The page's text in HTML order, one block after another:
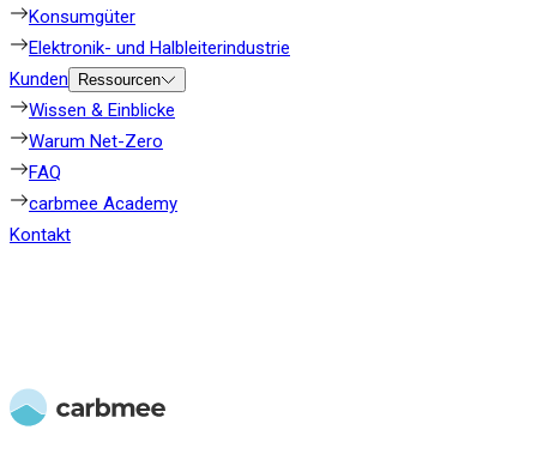
Konsumgüter
Elektronik- und Halbleiterindustrie
Kunden
Ressourcen
Wissen & Einblicke
Warum Net-Zero
FAQ
carbmee Academy
Kontakt